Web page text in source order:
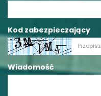
Kod zabezpieczający
Wiadomość